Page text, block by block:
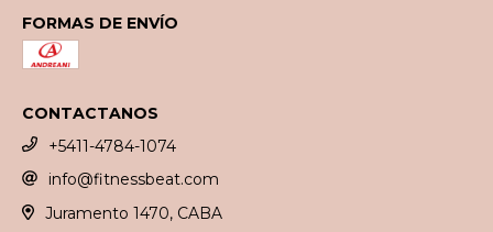
FORMAS DE ENVÍO
CONTACTANOS
+5411-4784-1074
info@fitnessbeat.com
Juramento 1470, CABA